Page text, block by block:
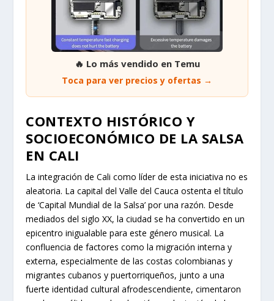
🔥 Lo más vendido en Temu
Toca para ver precios y ofertas →
CONTEXTO HISTÓRICO Y
SOCIOECONÓMICO DE LA SALSA
EN CALI
La integración de Cali como líder de esta iniciativa no es
aleatoria. La capital del Valle del Cauca ostenta el título
de ‘Capital Mundial de la Salsa’ por una razón. Desde
mediados del siglo XX, la ciudad se ha convertido en un
epicentro inigualable para este género musical. La
confluencia de factores como la migración interna y
externa, especialmente de las costas colombianas y
migrantes cubanos y puertorriqueños, junto a una
fuerte identidad cultural afrodescendiente, cimentaron